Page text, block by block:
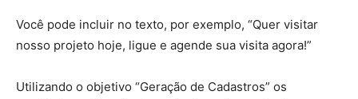
Você pode incluir no texto, por exemplo, “Quer visitar
nosso projeto hoje, ligue e agende sua visita agora!”
Utilizando o objetivo “Geração de Cadastros” os